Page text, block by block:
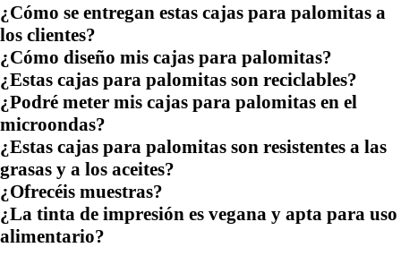
¿Cómo se entregan estas cajas para palomitas a
los clientes?
¿Cómo diseño mis cajas para palomitas?
¿Estas cajas para palomitas son reciclables?
¿Podré meter mis cajas para palomitas en el
microondas?
¿Estas cajas para palomitas son resistentes a las
grasas y a los aceites?
¿Ofrecéis muestras?
¿La tinta de impresión es vegana y apta para uso
alimentario?